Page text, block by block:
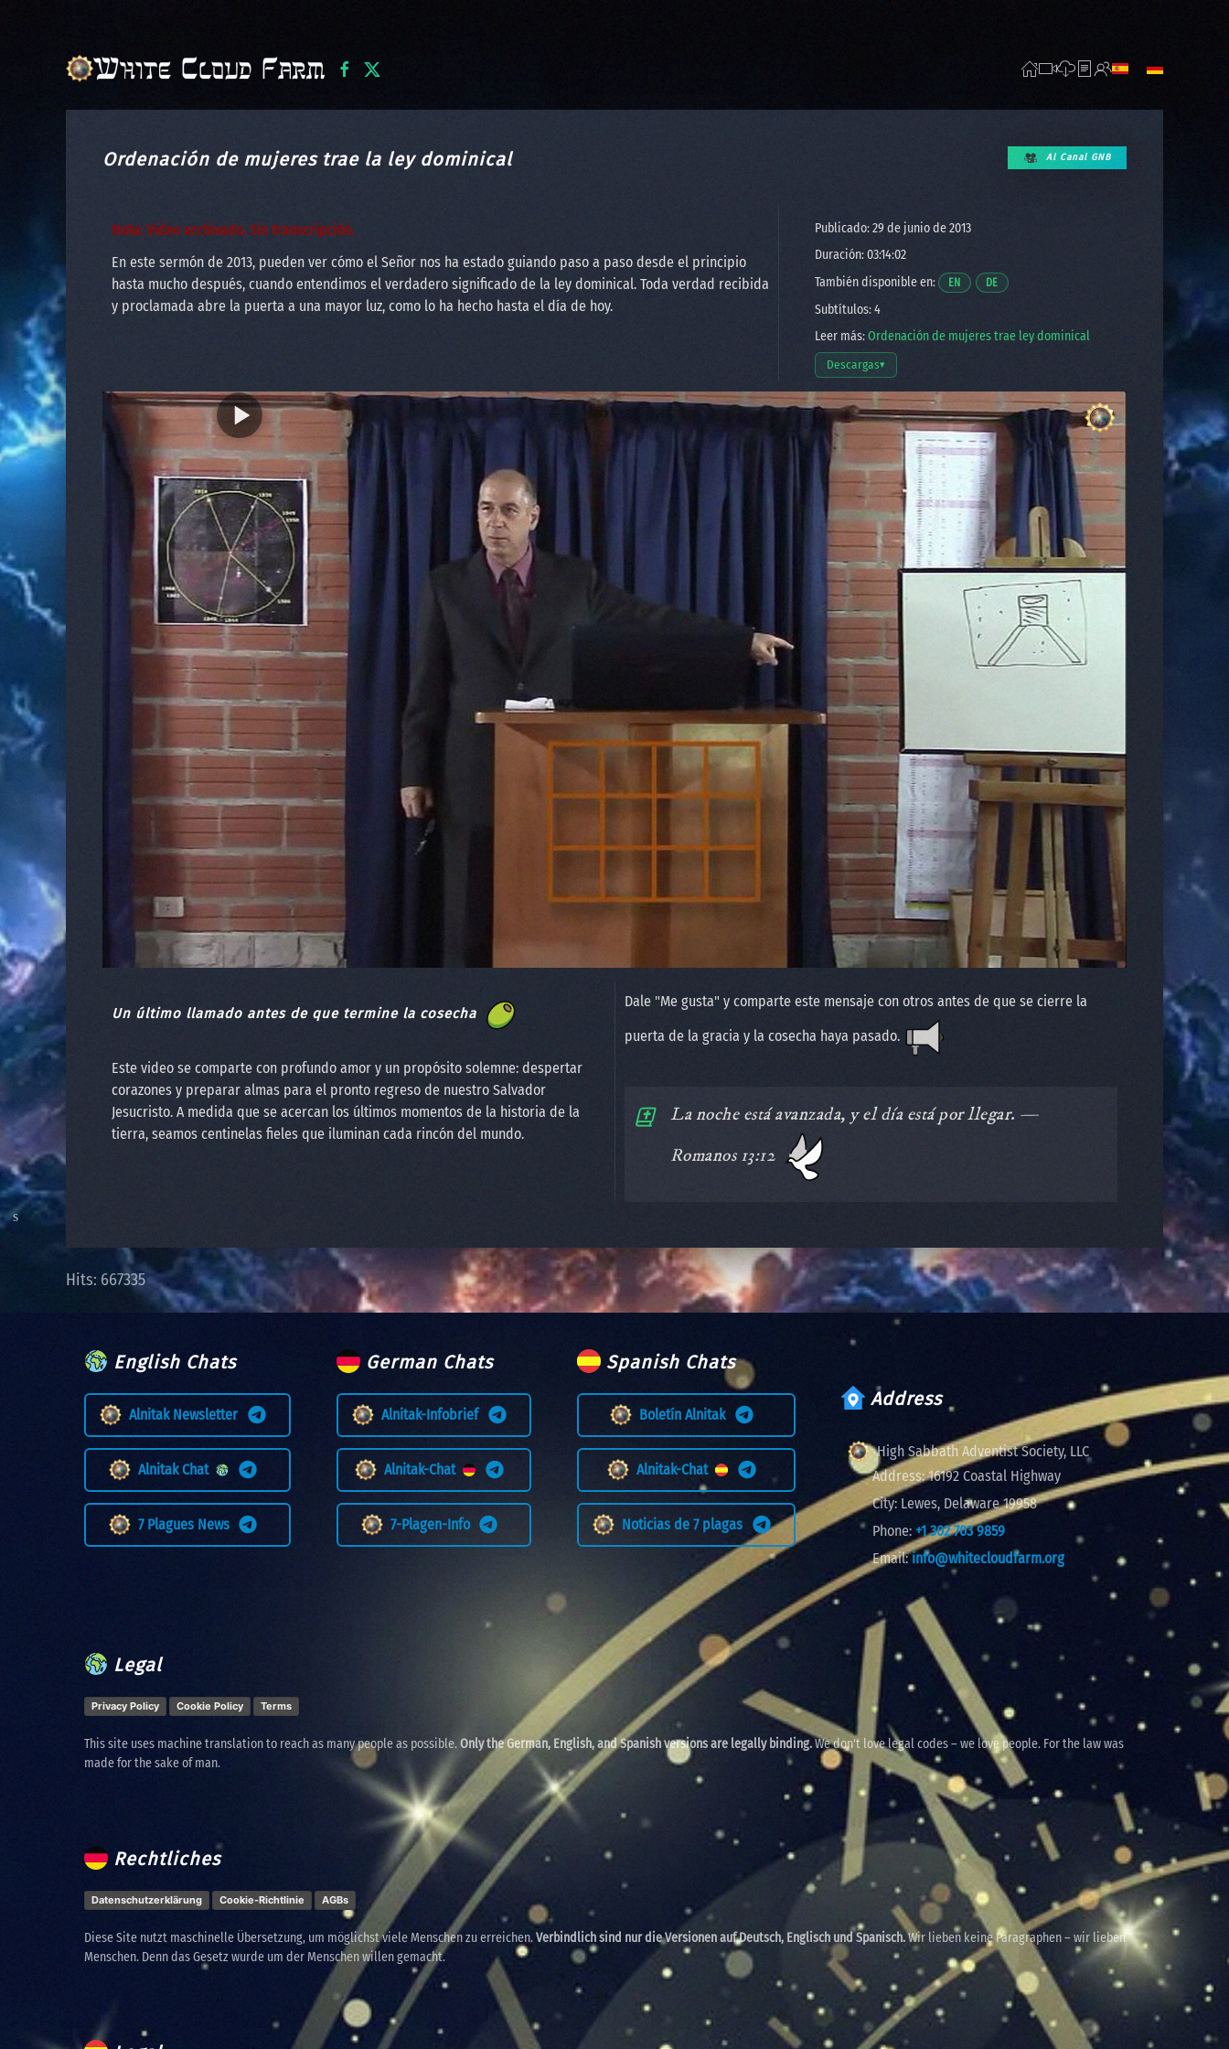
Ordenación de mujeres trae la ley dominical Al Canal GNB
Nota: Video archivado. Sin transcripción.
En este sermón de 2013, pueden ver cómo el Señor nos ha estado guiando paso a paso desde el principio
hasta mucho después, cuando entendimos el verdadero significado de la ley dominical. Toda verdad recibida
y proclamada abre la puerta a una mayor luz, como lo ha hecho hasta el día de hoy.
Publicado: 29 de junio de 2013
Duración: 03:14:02
También disponible en:
ENOpens a video in a new window.
DEOpens a video in a new window.
Subtítulos: 4
Leer más:Ordenación de mujeres trae ley dominical
Descargas▾
Abrir opciones de descarga
Un último llamado antes de que termine la cosecha
Este video se comparte con profundo amor y un propósito solemne: despertar
corazones y preparar almas para el pronto regreso de nuestro Salvador
Jesucristo. A medida que se acercan los últimos momentos de la historia de la
tierra, seamos centinelas fieles que iluminan cada rincón del mundo.
Dale "Me gusta" y comparte este mensaje con otros antes de que se cierre la
puerta de la gracia y la cosecha haya pasado.
️La noche está avanzada, y el día está por llegar. —
Romanos 13:12
Hits: 667335
English Chats
Alnitak Newsletter
Alnitak Chat
7 Plagues News
German Chats
Alnitak-Infobrief
Alnitak-Chat
7-Plagen-Info
Spanish Chats
Boletín Alnitak
Alnitak-Chat
Noticias de 7 plagas
Address
High Sabbath Adventist Society, LLC
Address:16192 Coastal Highway
City: Lewes, Delaware 19958
Phone: +1 302 703 9859
Email:info@whitecloudfarm.org
Legal
Privacy Policy Cookie Policy Terms
This site uses machine translation to reach as many people as possible.Only the German, English, and Spanish versions are legally binding.We don't love legal codes – we love people. For the law was
made for the sake of man.
Rechtliches
Datenschutzerklärung Cookie-Richtlinie AGBs
Diese Site nutzt maschinelle Übersetzung, um möglichst viele Menschen zu erreichen.Verbindlich sind nur die Versionen auf Deutsch, Englisch und Spanisch.Wir lieben keine Paragraphen – wir lieben
Menschen. Denn das Gesetz wurde um der Menschen willen gemacht.